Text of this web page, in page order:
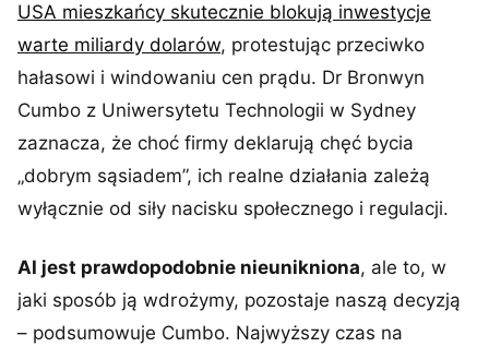
USA mieszkańcy skutecznie blokują inwestycje
warte miliardy dolarów, protestując przeciwko
hałasowi i windowaniu cen prądu. Dr Bronwyn
Cumbo z Uniwersytetu Technologii w Sydney
zaznacza, że choć firmy deklarują chęć bycia
„dobrym sąsiadem”, ich realne działania zależą
wyłącznie od siły nacisku społecznego i regulacji.
AI jest prawdopodobnie nieunikniona, ale to, w
jaki sposób ją wdrożymy, pozostaje naszą decyzją
– podsumowuje Cumbo. Najwyższy czas na